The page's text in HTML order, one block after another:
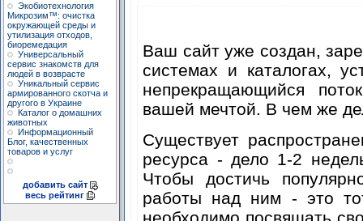
Экобиотехнология
Микрозим™: очистка
окружающей среды и
утилизация отходов,
биоремедация
Универсальный
сервис знакомств для
людей в возврасте
Уникальный сервис
армированного скотча и
другого в Украине
Каталог о домашних
животных
Информационный
Блог, качественных
товаров и услуг
добавить сайт
весь рейтинг
Ваш сайт уже создан,
системах и каталогах,
непрекращающийся
вашей мечтой. В чем же
Существует
ресурса - дело 1-2
Чтобы достичь
работы над ним - это
необходимо посвящать